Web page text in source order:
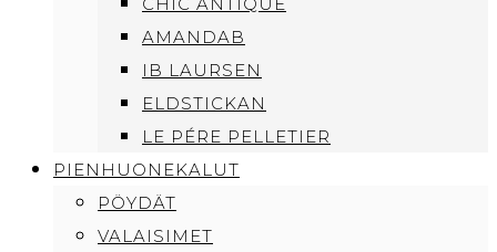
AMANDAB
IB LAURSEN
ELDSTICKAN
LE PÉRE PELLETIER
PIENHUONEKALUT
PÖYDÄT
VALAISIMET